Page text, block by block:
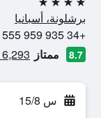
4 نجوم
برشلونة، أسبانيا
+34 935 959 555
8.7 ممتاز 6,293 من التقييمات تم التحقق منها
س 15/8